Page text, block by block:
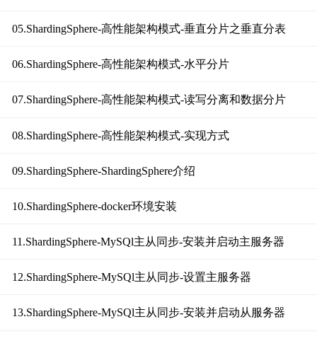
05.ShardingSphere-高性能架构模式-垂直分片之垂直分表
06.ShardingSphere-高性能架构模式-水平分片
07.ShardingSphere-高性能架构模式-读写分离和数据分片
08.ShardingSphere-高性能架构模式-实现方式
09.ShardingSphere-ShardingSphere介绍
10.ShardingSphere-docker环境安装
11.ShardingSphere-MySQl主从同步-安装并启动主服务器
12.ShardingSphere-MySQl主从同步-设置主服务器
13.ShardingSphere-MySQl主从同步-安装并启动从服务器